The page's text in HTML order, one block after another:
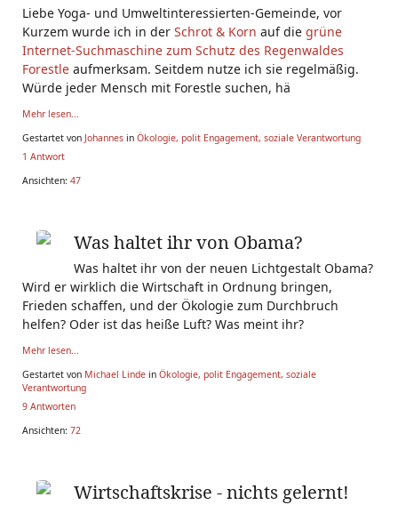
Liebe Yoga- und Umweltinteressierten-Gemeinde, vor
Kurzem wurde ich in der Schrot & Korn auf die grüne
Internet-Suchmaschine zum Schutz des Regenwaldes
Forestle aufmerksam. Seitdem nutze ich sie regelmäßig.
Würde jeder Mensch mit Forestle suchen, hä
Mehr lesen...
Gestartet von Johannes in Ökologie, polit Engagement, soziale Verantwortung
1 Antwort
Ansichten: 47
Was haltet ihr von Obama?
Was haltet ihr von der neuen Lichtgestalt Obama?
Wird er wirklich die Wirtschaft in Ordnung bringen,
Frieden schaffen, und der Ökologie zum Durchbruch
helfen? Oder ist das heiße Luft? Was meint ihr?
Mehr lesen...
Gestartet von Michael Linde in Ökologie, polit Engagement, soziale
Verantwortung
9 Antworten
Ansichten: 72
Wirtschaftskrise - nichts gelernt!